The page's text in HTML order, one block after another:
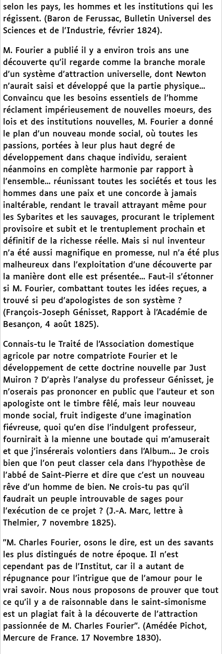
selon les pays, les hommes et les institutions qui les
régissent. (Baron de Ferussac, Bulletin Universel des
Sciences et de l’Industrie, février 1824).
M. Fourier a publié il y a environ trois ans une
découverte qu’il regarde comme la branche morale
d’un système d’attraction universelle, dont Newton
n’aurait saisi et développé que la partie physique...
Convaincu que les besoins essentiels de l’homme
réclament impérieusement de nouvelles moeurs, des
lois et des institutions nouvelles, M. Fourier a donné
le plan d’un nouveau monde social, où toutes les
passions, portées à leur plus haut degré de
développement dans chaque individu, seraient
néanmoins en complète harmonie par rapport à
l’ensemble... réunissant toutes les sociétés et tous les
hommes dans une paix et une concorde à jamais
inaltérable, rendant le travail attrayant même pour
les Sybarites et les sauvages, procurant le triplement
provisoire et subit et le trentuplement prochain et
définitif de la richesse réelle. Mais si nul inventeur
n’a été aussi magnifique en promesse, nul n’a été plus
malheureux dans l’exploitation d’une découverte par
la manière dont elle est présentée... Faut-il s’étonner
si M. Fourier, combattant toutes les idées reçues, a
trouvé si peu d’apologistes de son système ?
(François-Joseph Génisset, Rapport à l’Académie de
Besançon, 4 août 1825).
Connais-tu le Traité de l’Association domestique
agricole par notre compatriote Fourier et le
développement de cette doctrine nouvelle par Just
Muiron ? D’après l’analyse du professeur Génisset, je
n’oserais pas prononcer en public que l’auteur et son
apologiste ont le timbre fêlé, mais leur nouveau
monde social, fruit indigeste d’une imagination
fiévreuse, quoi qu’en dise l’indulgent professeur,
fournirait à la mienne une boutade qui m’amuserait
et que j’insérerais volontiers dans l’Album... Je crois
bien que l’on peut classer cela dans l’hypothèse de
l’abbé de Saint-Pierre et dire que c’est un nouveau
rêve d’un homme de bien. Ne crois-tu pas qu’il
faudrait un peuple introuvable de sages pour
l’exécution de ce projet ? (J.-A. Marc, lettre à
Thelmier, 7 novembre 1825).
"M. Charles Fourier, osons le dire, est un des savants
les plus distingués de notre époque. Il n’est
cependant pas de l’Institut, car il a autant de
répugnance pour l’intrigue que de l’amour pour le
vrai savoir. Nous nous proposons de prouver que tout
ce qu’il y a de raisonnable dans le saint-simonisme
est un plagiat fait à la découverte de l’attraction
passionnée de M. Charles Fourier". (Amédée Pichot,
Mercure de France. 17 Novembre 1830).